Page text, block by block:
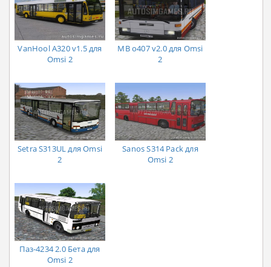
VanHool A320 v1.5 для
Omsi 2
MB o407 v2.0 для Omsi
2
Setra S313UL для Omsi
2
Sanos S314 Pack для
Omsi 2
Паз-4234 2.0 Бета для
Omsi 2